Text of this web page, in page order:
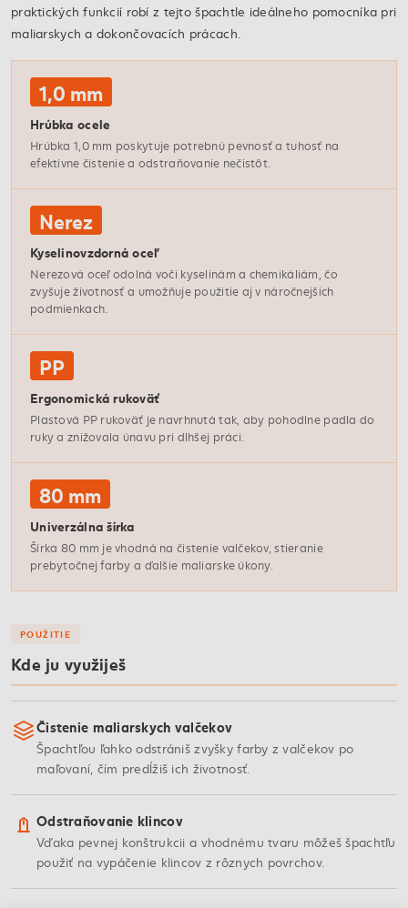
praktických funkcií robí z tejto špachtle ideálneho pomocníka pri
maliarskych a dokončovacích prácach.
1,0 mm
Hrúbka ocele
Hrúbka 1,0 mm poskytuje potrebnú pevnosť a tuhosť na
efektívne čistenie a odstraňovanie nečistôt.
Nerez
Kyselinovzdorná oceľ
Nerezová oceľ odolná voči kyselinám a chemikáliám, čo
zvyšuje životnosť a umožňuje použitie aj v náročnejších
podmienkach.
PP
Ergonomická rukoväť
Plastová PP rukoväť je navrhnutá tak, aby pohodlne padla do
ruky a znižovala únavu pri dlhšej práci.
80 mm
Univerzálna šírka
Šírka 80 mm je vhodná na čistenie valčekov, stieranie
prebytočnej farby a ďalšie maliarske úkony.
POUŽITIE
Kde ju využiješ
Čistenie maliarskych valčekov
Špachtľou ľahko odstrániš zvyšky farby z valčekov po
maľovaní, čím predĺžiš ich životnosť.
Odstraňovanie klincov
Vďaka pevnej konštrukcii a vhodnému tvaru môžeš špachtľu
použiť na vypáčenie klincov z rôznych povrchov.